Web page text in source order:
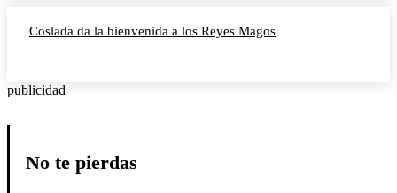
Coslada da la bienvenida a los Reyes Magos
publicidad
No te pierdas